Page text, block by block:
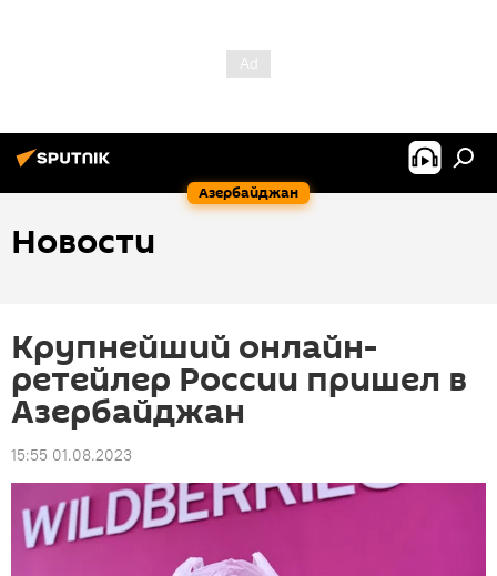
Азербайджан
Новости
Крупнейший онлайн-
ретейлер России пришел в
Азербайджан
15:55 01.08.2023